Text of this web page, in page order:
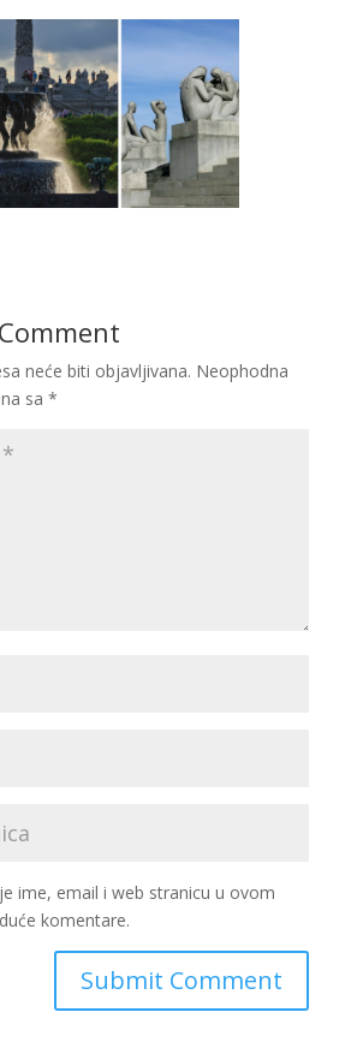
neće biti objavljivana. Neophodna
sa *
ime, email i web stranicu u ovom
komentare.